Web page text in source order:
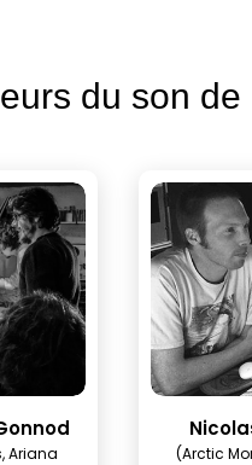
du son de
Ariana
(Arctic